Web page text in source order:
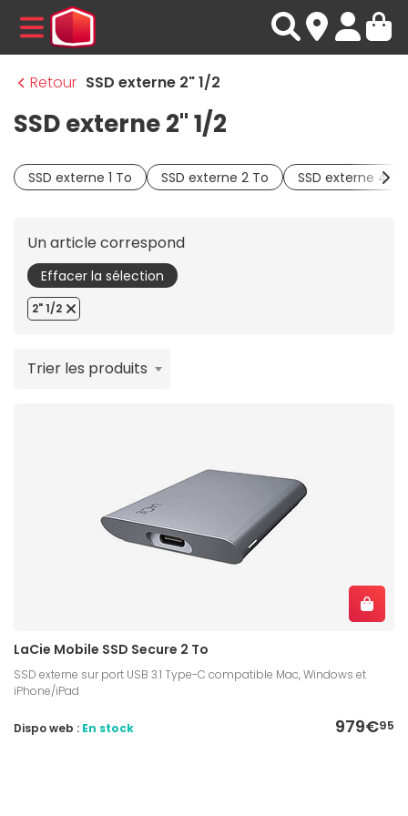
MENU
Retour SSD externe 2" 1/2
SSD externe 2" 1/2
SSD externe 1 To SSD externe 2 To SSD externe 4 To
Un article correspond
Effacer la sélection
2" 1/2
Trier les produits
LaCie Mobile SSD Secure 2 To
SSD externe sur port USB 3.1 Type-C compatible Mac, Windows et
iPhone/iPad
979€95
Dispo web : En stock